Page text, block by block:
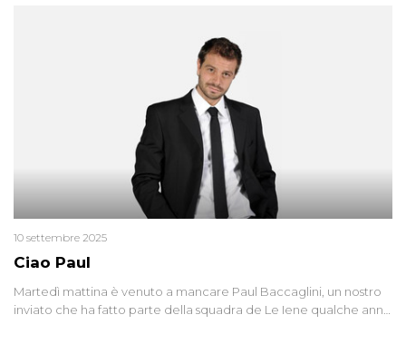
Ciao Paul
10 settembre 2025
Martedì mattina è venuto a mancare Paul Baccaglini, un nostro
inviato che ha fatto parte della squadra de Le Iene qualche anno